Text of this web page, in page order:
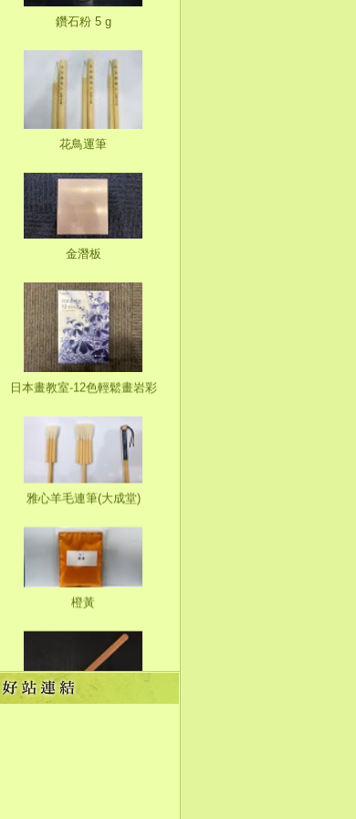
鑽石粉 5 g
花鳥運筆
金潛板
日本畫教室-12色輕鬆畫岩彩
雅心羊毛連筆(大成堂)
橙黃